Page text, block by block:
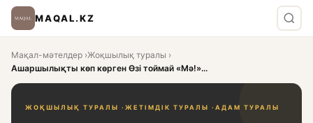
MAQAL.KZ
Мақал-мәтелдер ›Жоқшылық туралы ›
Ашаршылықты көп көрген Өзі тоймай «Мә!»...
ЖОҚШЫЛЫҚ ТУРАЛЫ · ЖЕТІМДІК ТУРАЛЫ · АДАМ ТУРАЛЫ